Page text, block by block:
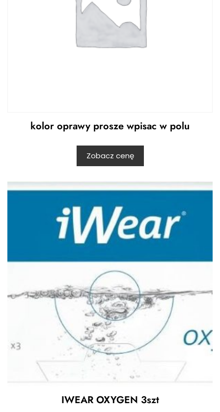
kolor oprawy prosze wpisac w polu
Zobacz cenę
IWEAR OXYGEN 3szt